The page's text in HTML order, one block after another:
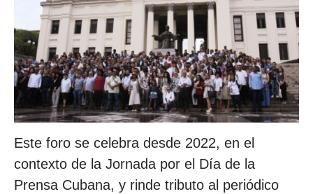
Este foro se celebra desde 2022, en el
contexto de la Jornada por el Día de la
Prensa Cubana, y rinde tributo al periódico